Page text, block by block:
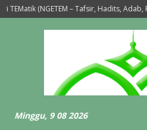
(NGETEM – Tafsir, Hadits, Adab,
Minggu, 9 08 2026